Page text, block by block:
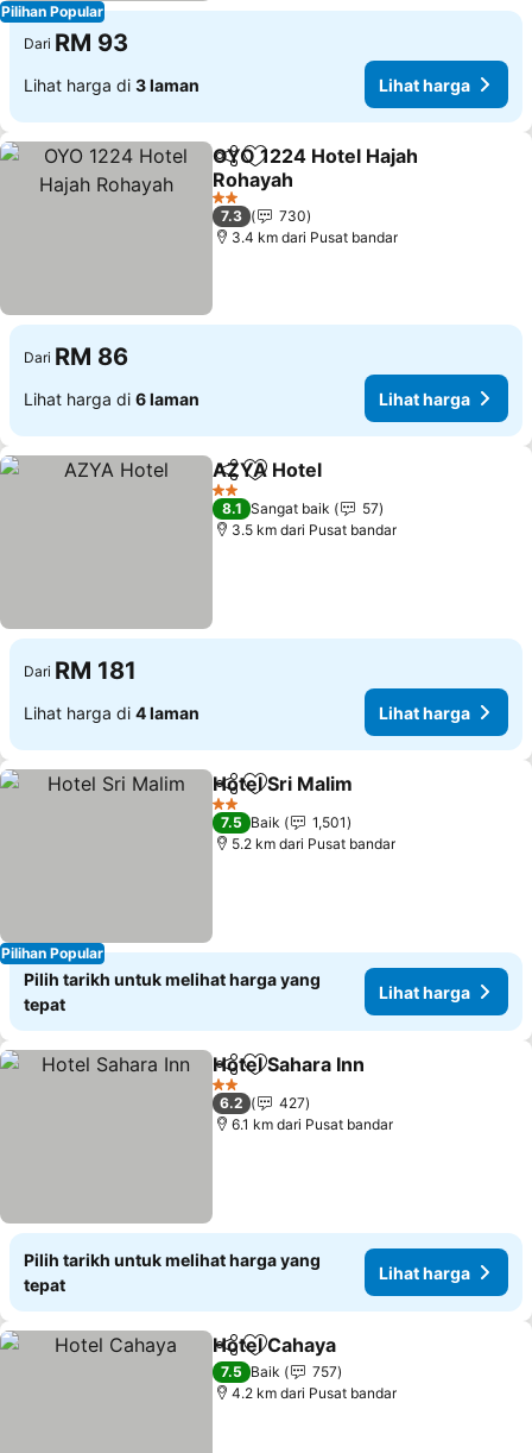
Pilihan Popular
Dari RM 93
Lihat harga di 3 laman Lihat harga
KongsiTambah ke favorit
OYO 1224 Hotel Hajah
Rohayah
2 Bintang
7.3
730
3.4 km dari Pusat bandar
Dari RM 86
Lihat harga di 6 laman Lihat harga
KongsiTambah ke favorit
AZYA Hotel
2 Bintang
8.1 Sangat baik
57
3.5 km dari Pusat bandar
Dari RM 181
Lihat harga di 4 laman Lihat harga
Pilihan Popular
KongsiTambah ke favorit
Hotel Sri Malim
2 Bintang
7.5 Baik
1,501
5.2 km dari Pusat bandar
Pilih tarikh untuk melihat harga yang
tepat
Lihat harga
KongsiTambah ke favorit
Hotel Sahara Inn
2 Bintang
6.2
427
6.1 km dari Pusat bandar
Pilih tarikh untuk melihat harga yang
tepat
Lihat harga
KongsiTambah ke favorit
Hotel Cahaya
7.5 Baik
757
4.2 km dari Pusat bandar